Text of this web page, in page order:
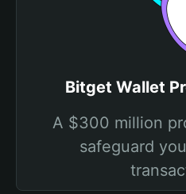
Bitget Wallet
A $300 million
safeguard